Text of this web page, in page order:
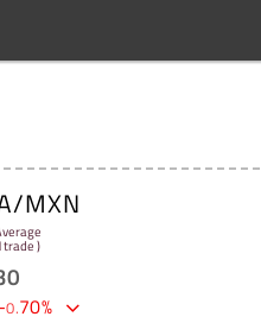
MXN
trade )
-0.70%